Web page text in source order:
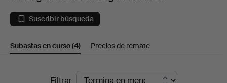
gráfica
en
Young's
Suscribir búsqueda
Subastas en curso(4) Precios de remate
SubastasFiltrar